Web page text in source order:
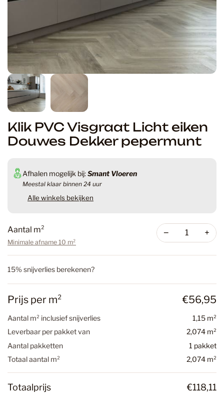
Klik PVC Visgraat Licht eiken
Douwes Dekker pepermunt
Afhalen mogelijk bij:Smant Vloeren
Meestal klaar binnen 24 uur
Alle winkels bekijken
Aantal m²
Minimale afname 10 m²
− +
15% snijverlies berekenen?
Prijs per m² €56,95
Aantal m² inclusief snijverlies
1,15 m²
Leverbaar per pakket van
2,074 m²
Aantal pakketten
1 pakket
Totaal aantal m²
2,074 m²
Totaalprijs €118,11